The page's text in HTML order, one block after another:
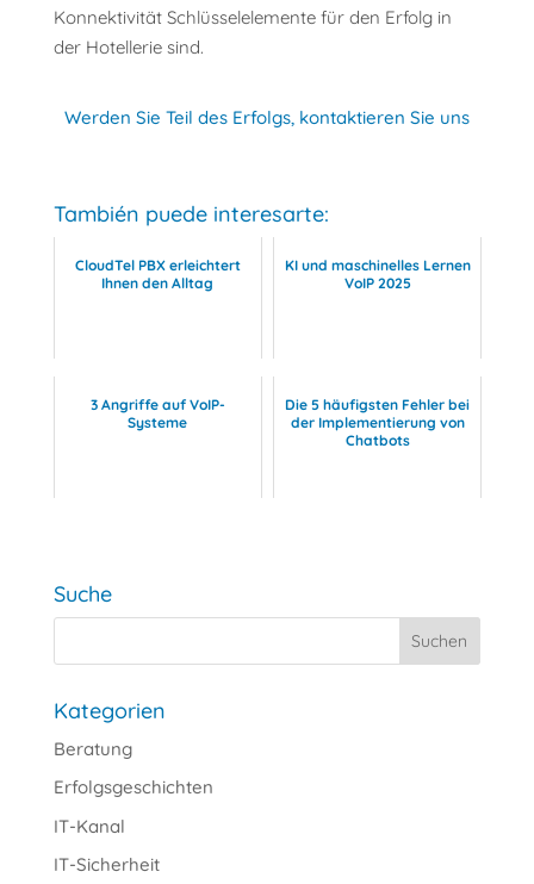
Konnektivität Schlüsselelemente für den Erfolg in
der Hotellerie sind.
Werden Sie Teil des Erfolgs, kontaktieren Sie uns
También puede interesarte:
CloudTel PBX erleichtert
Ihnen den Alltag
KI und maschinelles Lernen
VoIP 2025
3 Angriffe auf VoIP-
Systeme
Die 5 häufigsten Fehler bei
der Implementierung von
Chatbots
Suche
Kategorien
Beratung
Erfolgsgeschichten
IT-Kanal
IT-Sicherheit